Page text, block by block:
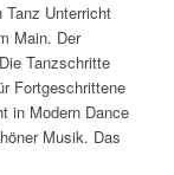
Unterricht
Main. Der
Tanzschritte
Fortgeschrittene
in Modern Dance
Musik. Das